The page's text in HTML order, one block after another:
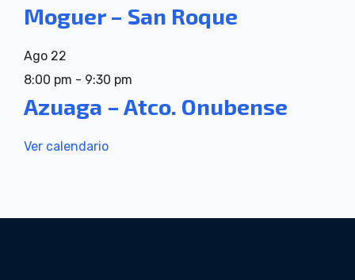
Moguer – San Roque
Ago 22
8:00 pm - 9:30 pm
Azuaga – Atco. Onubense
Ver calendario